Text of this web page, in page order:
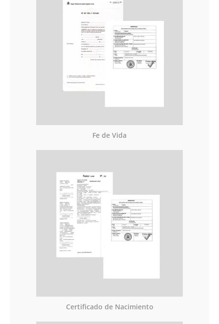
Fe de Vida
Certificado de Nacimiento